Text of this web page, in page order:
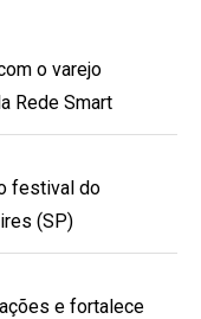
o varejo
Rede Smart
festival do
(SP)
e fortalece